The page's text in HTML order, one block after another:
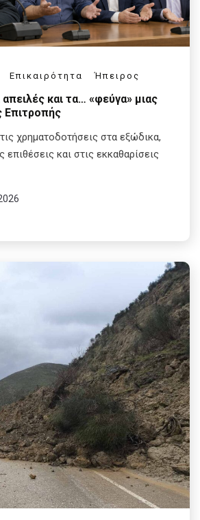
Επικαιρότητα Ήπειρος
και τα… «φεύγα» μιας
Επιτροπής
χρηματοδοτήσεις στα εξώδικα,
και στις εκκαθαρίσεις